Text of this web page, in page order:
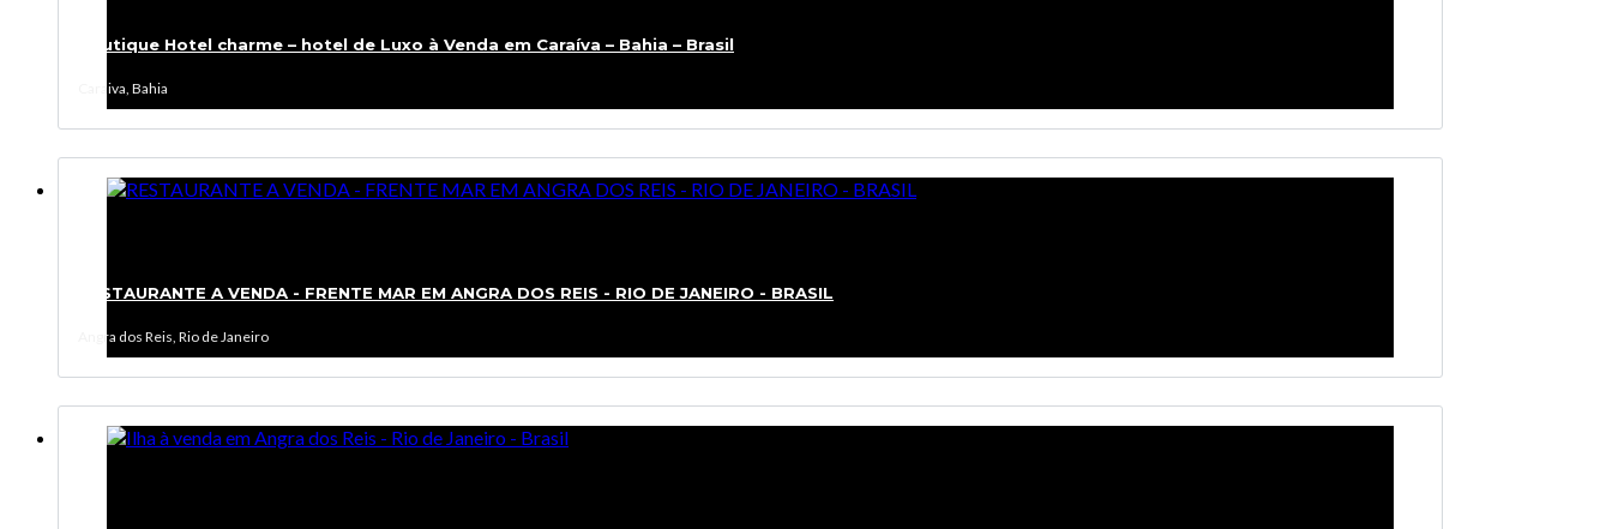
Boutique Hotel charme – hotel de Luxo à Venda em Caraíva – Bahia – Brasil
Caraiva, Bahia
RESTAURANTE A VENDA - FRENTE MAR EM ANGRA DOS REIS - RIO DE JANEIRO - BRASIL
Angra dos Reis, Rio de Janeiro